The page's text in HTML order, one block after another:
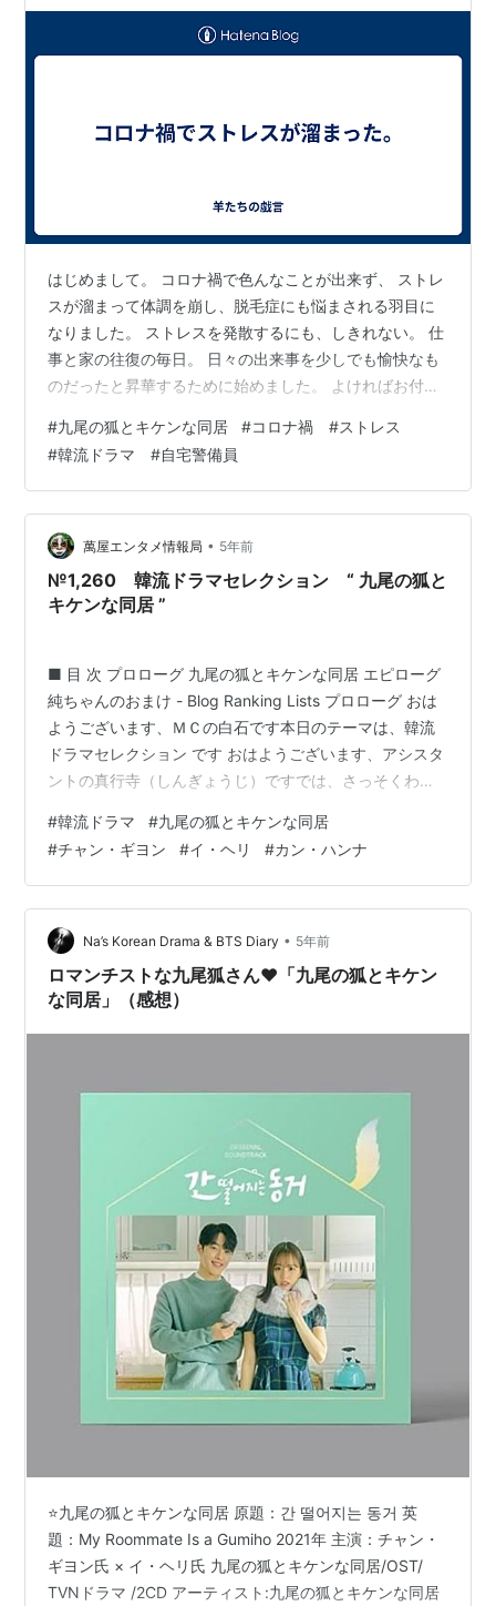
はじめまして。 コロナ禍で色んなことが出来ず、 ストレ
スが溜まって体調を崩し、脱毛症にも悩まされる羽目に
なりました。 ストレスを発散するにも、しきれない。 仕
事と家の往復の毎日。 日々の出来事を少しでも愉快なも
のだったと昇華するために始めました。 よければお付き
は、昼から梅酒のお湯割りを飲みつつ韓流ドラマの続き
を見ていた。 集中力と体力がないため昔ほどぶっ通して
なにかを見ることが出来ない。 そのせいで、韓流ドラマ
には少し抵抗があった。 たまたまAmazon primeで見つ
けた韓流ドラマ。 恋愛×ファンタジー というなんとも好
奇心を揺さぶる題…
#九尾の狐とキケンな同居 #コロナ禍 #ストレス
#韓流ドラマ #自宅警備員
萬屋エンタメ情報局 • 5年前
№1,260 韓流ドラマセレクション “ 九尾の狐と
キケンな同居 ”
■ 目 次 プロローグ 九尾の狐とキケンな同居 エピローグ
純ちゃんのおまけ - Blog Ranking Lists プロローグ おは
ようございます、ＭＣの白石です本日のテーマは、韓流
ドラマセレクション です おはようございます、アシスタ
ントの真行寺（しんぎょうじ）ですでは、さっそくわた
きます「九尾の狐とキケンな同居」です！ では、皆さん
楽しんでってくださいね (✿╹◡╹)bワープ！！. . . .
．．．．．..........................................き、きえるぅぅ
ぅ。。。(￣□￣ *)(￣□:;.…
#韓流ドラマ #九尾の狐とキケンな同居
#チャン・ギヨン #イ・ヘリ #カン・ハンナ
Na’s Korean Drama & BTS Diary • 5年前
ロマンチストな九尾狐さん❤︎「九尾の狐とキケン
な同居」（感想）
⭐️九尾の狐とキケンな同居 原題：간 떨어지는 동거 英
題：My Roommate Is a Gumiho 2021年 主演：チャン・
ギヨン氏 × イ・ヘリ氏 九尾の狐とキケンな同居/OST/
TVNドラマ /2CD アーティスト:九尾の狐とキケンな同居